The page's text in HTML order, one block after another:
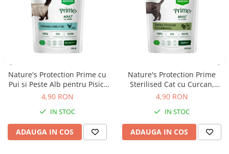
Nature's Protection Prime cu
Pui si Peste Alb pentru Pisici
85 Gr
4,90 RON
IN STOC
ADAUGA IN COS
Nature's Protection Prime
Sterilised Cat cu Curcan,
Fazan si Merisoare 85 Gr
4,90 RON
IN STOC
ADAUGA IN COS